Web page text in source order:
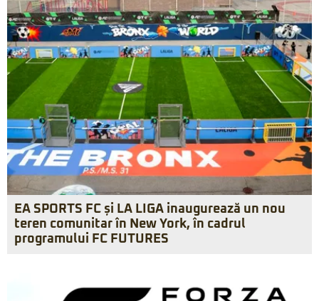
EA SPORTS FC și LA LIGA inaugurează un nou
teren comunitar în New York, în cadrul
programului FC FUTURES